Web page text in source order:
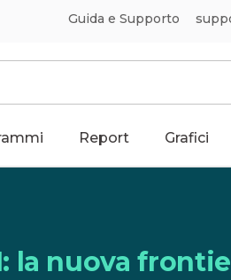
Guida e Supporto
Report Grafici
la nuova